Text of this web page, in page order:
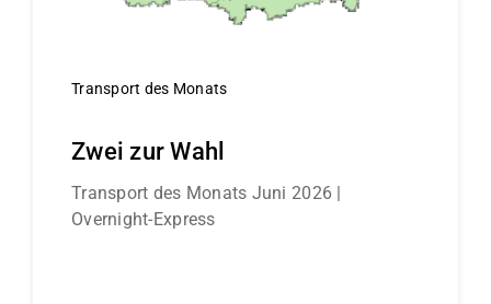
Transport des Monats
Zwei zur Wahl
Transport des Monats Juni 2026 |
Overnight-Express